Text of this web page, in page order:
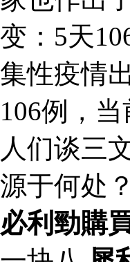
变：5天
集性疫情
106例，
人们谈三
源于何处
必利勁購